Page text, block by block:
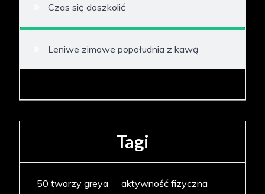
Czas się doszkolić
Leniwe zimowe popołudnia z kawą
Tagi
50 twarzy greya
aktywność fizyczna